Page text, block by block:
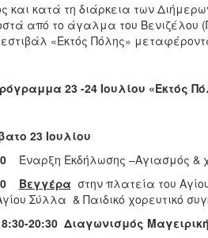
και κατά τη διάρκεια των
από το άγαλμα του Βενιζέλου
«Εκτός Πόλης»
23 -24 Ιουλίου «Εκτός
23 Ιουλίου
Έναρξη Εκδήλωσης –Αγιασμός &
Βεγγέρα στην πλατεία του
Σύλλα & Παιδικό χορευτικό
:30-20:30 Διαγωνισμός